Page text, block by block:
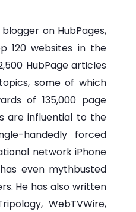
on HubPages,
120 websites in the
HubPage articles
some of which
of 135,000 page
are influential to the
handedly forced
network iPhone
even mythbusted
He has also written
WebTVWire,